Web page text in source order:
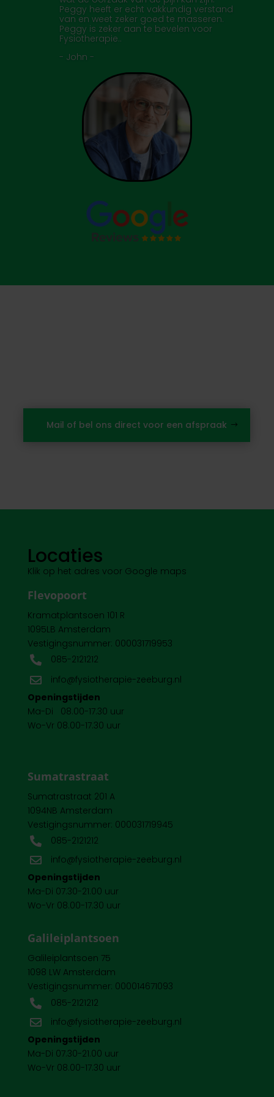
Peggy heeft er echt vakkundig verstand
van en weet zeker goed te masseren.
Peggy is zeker aan te bevelen voor
Fysiotherapie..
- John -
Mail of bel ons direct voor een afspraak
Locaties
Klik op het adres voor Google maps
Flevopoort
Kramatplantsoen 101 R
1095LB Amsterdam
Vestigingsnummer: 000031719953
 085-2121212

info@fysiotherapie-zeeburg.nl
Openingstijden
Ma-Di 08.00-17.30 uur
Wo-Vr 08.00-17.30 uur
Sumatrastraat
Sumatrastraat 201 A
1094NB Amsterdam
Vestigingsnummer: 000031719945
 085-2121212

info@fysiotherapie-zeeburg.nl
Openingstijden
Ma-Di 07.30-21.00 uur
Wo-Vr 08.00-17.30 uur
Galileiplantsoen
Galileiplantsoen 75
1098 LW Amsterdam
Vestigingsnummer: 000014671093
 085-2121212

info@fysiotherapie-zeeburg.nl
Openingstijden
Ma-Di 07.30-21.00 uur
Wo-Vr 08.00-17.30 uur